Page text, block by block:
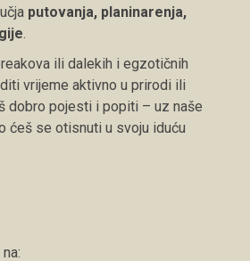
putovanja, planinarenja,
ili dalekih i egzotičnih
vrijeme aktivno u prirodi ili
dobro pojesti i popiti – uz naše
ćeš se otisnuti u svoju iduću